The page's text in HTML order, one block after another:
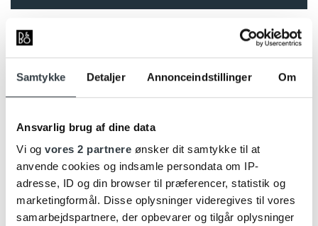
Samtykke Detaljer Annonceindstillinger Om
Ansvarlig brug af dine data
Vi og vores 2 partnere ønsker dit samtykke til at
anvende cookies og indsamle persondata om IP-
adresse, ID og din browser til præferencer, statistik og
marketingformål. Disse oplysninger videregives til vores
samarbejdspartnere, der opbevarer og tilgår oplysninger
NEM ADGANG TIL DIN MUSIK
Med et enkelt tryk på “MUSIC”-knappen på din
Beoremote One fjernbetjening vil din højttaler tænde op
på sidsthørte radiostation eller spilleliste. Du har
favorit radiostationer på fjernbetjeningens display.
Med Beoremote One’s MitValg-knapper kan du ligeledes
få din yndlingsspilleliste fra Spotify / Deezer eller yndlings
radiostation fra TuneIn til at starte op med et enkelt tryk.
Det er din fjernbetjening – så det er dig, der bestemmer,
hvordan den skal bruges.